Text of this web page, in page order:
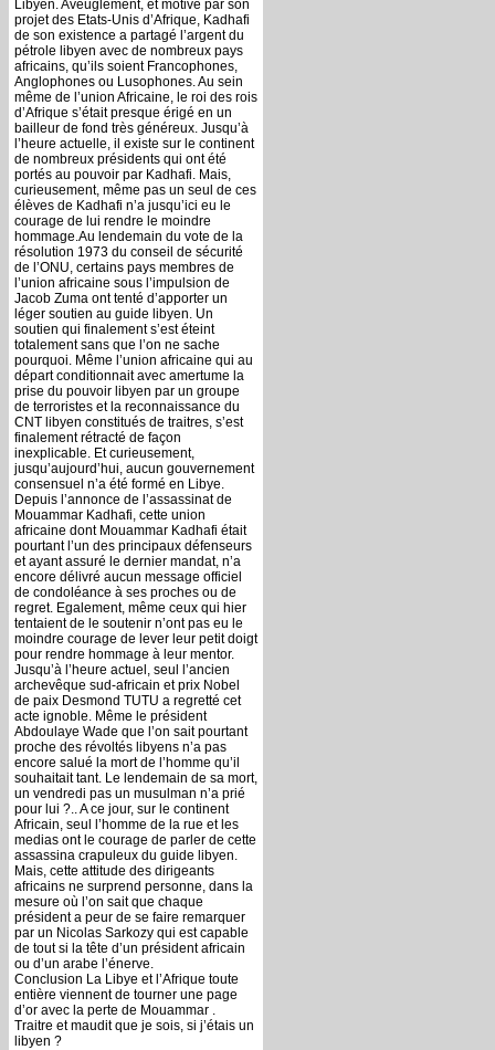
Libyen. Aveuglement, et motivé par son
projet des Etats-Unis d’Afrique, Kadhafi
de son existence a partagé l’argent du
pétrole libyen avec de nombreux pays
africains, qu’ils soient Francophones,
Anglophones ou Lusophones. Au sein
même de l’union Africaine, le roi des rois
d’Afrique s’était presque érigé en un
bailleur de fond très généreux. Jusqu’à
l’heure actuelle, il existe sur le continent
de nombreux présidents qui ont été
portés au pouvoir par Kadhafi. Mais,
curieusement, même pas un seul de ces
élèves de Kadhafi n’a jusqu’ici eu le
courage de lui rendre le moindre
hommage.Au lendemain du vote de la
résolution 1973 du conseil de sécurité
de l’ONU, certains pays membres de
l’union africaine sous l’impulsion de
Jacob Zuma ont tenté d’apporter un
léger soutien au guide libyen. Un
soutien qui finalement s’est éteint
totalement sans que l’on ne sache
pourquoi. Même l’union africaine qui au
départ conditionnait avec amertume la
prise du pouvoir libyen par un groupe
de terroristes et la reconnaissance du
CNT libyen constitués de traitres, s’est
finalement rétracté de façon
inexplicable. Et curieusement,
jusqu’aujourd’hui, aucun gouvernement
consensuel n’a été formé en Libye.
Depuis l’annonce de l’assassinat de
Mouammar Kadhafi, cette union
africaine dont Mouammar Kadhafi était
pourtant l’un des principaux défenseurs
et ayant assuré le dernier mandat, n’a
encore délivré aucun message officiel
de condoléance à ses proches ou de
regret. Egalement, même ceux qui hier
tentaient de le soutenir n’ont pas eu le
moindre courage de lever leur petit doigt
pour rendre hommage à leur mentor.
Jusqu’à l’heure actuel, seul l’ancien
archevêque sud-africain et prix Nobel
de paix Desmond TUTU a regretté cet
acte ignoble. Même le président
Abdoulaye Wade que l’on sait pourtant
proche des révoltés libyens n’a pas
encore salué la mort de l’homme qu’il
souhaitait tant. Le lendemain de sa mort,
un vendredi pas un musulman n’a prié
pour lui ?.. A ce jour, sur le continent
Africain, seul l’homme de la rue et les
medias ont le courage de parler de cette
assassina crapuleux du guide libyen.
Mais, cette attitude des dirigeants
africains ne surprend personne, dans la
mesure où l’on sait que chaque
président a peur de se faire remarquer
par un Nicolas Sarkozy qui est capable
de tout si la tête d’un président africain
ou d’un arabe l’énerve.
Conclusion La Libye et l’Afrique toute
entière viennent de tourner une page
d’or avec la perte de Mouammar .
Traitre et maudit que je sois, si j’étais un
libyen ?